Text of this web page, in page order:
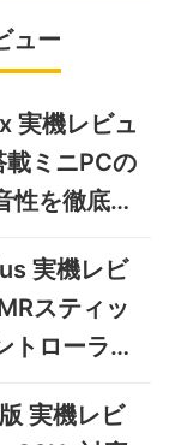
37,601
11/8まで
243,900円
5%オフ
231,705
11/30まで
92,980円
5%オフ
88,331円
5%オフ
ュー
実機レビュ
ミニPCの
性を徹底検
実機レビ
スティッ
トローラー
実機レビ